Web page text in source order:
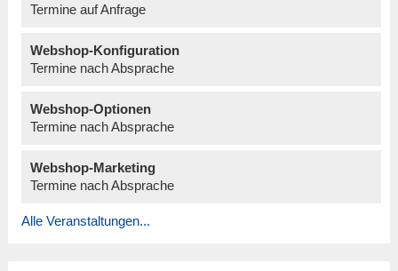
Termine auf Anfrage
Webshop-Konfiguration
Termine nach Absprache
Webshop-Optionen
Termine nach Absprache
Webshop-Marketing
Termine nach Absprache
Alle Veranstaltungen...